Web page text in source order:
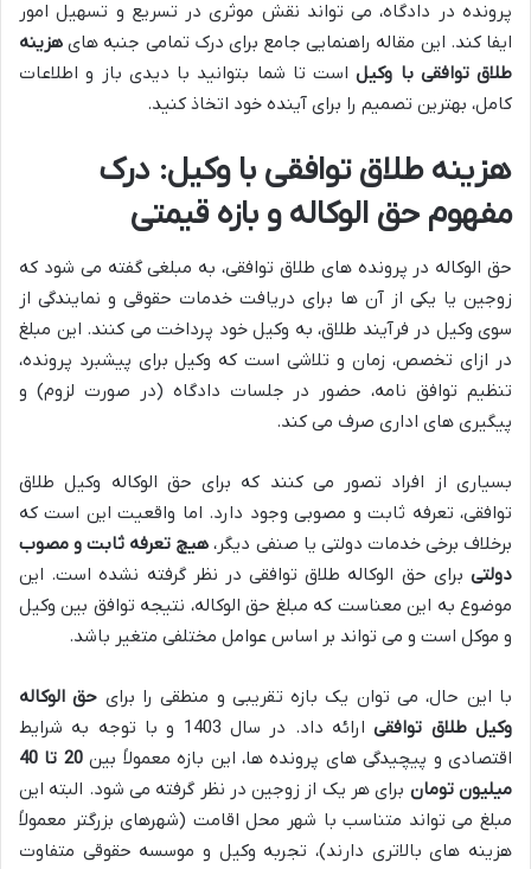
پرونده در دادگاه، می تواند نقش موثری در تسریع و تسهیل امور
ایفا کند. این مقاله راهنمایی جامع برای درک تمامی جنبه های هزینه
طلاق توافقی با وکیلاست تا شما بتوانید با دیدی باز و اطلاعات
کامل، بهترین تصمیم را برای آینده خود اتخاذ کنید.
هزینه طلاق توافقی با وکیل: درک
مفهوم حق الوکاله و بازه قیمتی
حق الوکاله در پرونده های طلاق توافقی، به مبلغی گفته می شود که
زوجین یا یکی از آن ها برای دریافت خدمات حقوقی و نمایندگی از
سوی وکیل در فرآیند طلاق، به وکیل خود پرداخت می کنند. این مبلغ
در ازای تخصص، زمان و تلاشی است که وکیل برای پیشبرد پرونده،
تنظیم توافق نامه، حضور در جلسات دادگاه (در صورت لزوم) و
پیگیری های اداری صرف می کند.
بسیاری از افراد تصور می کنند که برای حق الوکاله وکیل طلاق
توافقی، تعرفه ثابت و مصوبی وجود دارد. اما واقعیت این است که
برخلاف برخی خدمات دولتی یا صنفی دیگر، هیچ تعرفه ثابت و مصوب
دولتی برای حق الوکاله طلاق توافقی در نظر گرفته نشده است. این
موضوع به این معناست که مبلغ حق الوکاله، نتیجه توافق بین وکیل
و موکل است و می تواند بر اساس عوامل مختلفی متغیر باشد.
با این حال، می توان یک بازه تقریبی و منطقی را برای حق الوکاله
وکیل طلاق توافقی
ارائه داد. در سال 1403 و با توجه به شرایط
اقتصادی و پیچیدگی های پرونده ها، این بازه معمولاً بین
20 تا 40
میلیون تومان برای هر یک از زوجین در نظر گرفته می شود. البته این
مبلغ می تواند متناسب با شهر محل اقامت (شهرهای بزرگتر معمولاً
هزینه های بالاتری دارند)، تجربه وکیل و موسسه حقوقی متفاوت